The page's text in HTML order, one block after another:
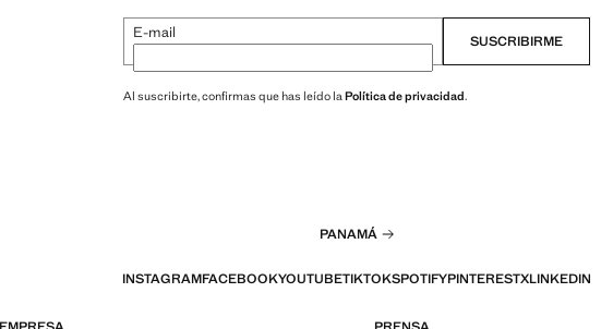
E-mail SUSCRIBIRME
Al suscribirte, confirmas que has leído laPolítica de privacidad.
PANAMÁ
INSTAGRAMFACEBOOKYOUTUBETIKTOKSPOTIFYPINTERESTXLINKEDIN